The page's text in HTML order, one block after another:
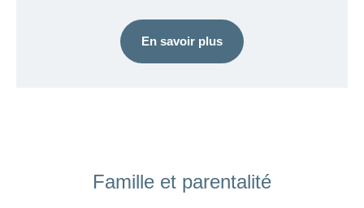
En savoir plus
Famille et parentalité